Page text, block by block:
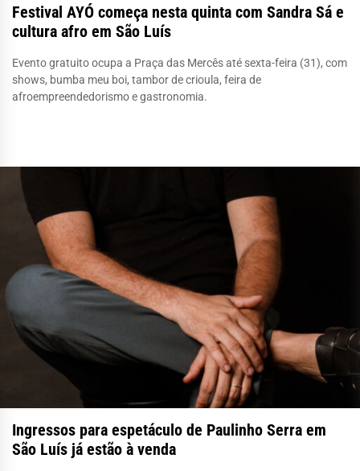
Festival AYÓ começa nesta quinta com Sandra Sá e
cultura afro em São Luís
Evento gratuito ocupa a Praça das Mercês até sexta-feira (31), com
shows, bumba meu boi, tambor de crioula, feira de
afroempreendedorismo e gastronomia.
Ingressos para espetáculo de Paulinho Serra em
São Luís já estão à venda